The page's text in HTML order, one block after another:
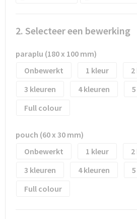
Reistassen
Reistassensets
Rugzakken bedrukken
Sporttassen
Strandtassen
Veiligheidsvesten en
Vesten
Oog- en gelaatsbescherming
Valbeveiliging
2. Selecteer een bewerking
paraplu (180 x 100 mm)
Onbewerkt
1
2
3
4
5
Full colour
pouch (60 x 30 mm)
Onbewerkt
1
2
3
4
5
Full colour